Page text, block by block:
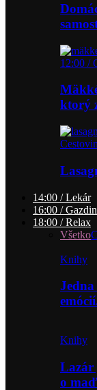
12:00 /
ktorý
14:00 / Lekár
16:00 /
18:00 / Relax
Všetko
Knihy
Knihy
Lazár
o